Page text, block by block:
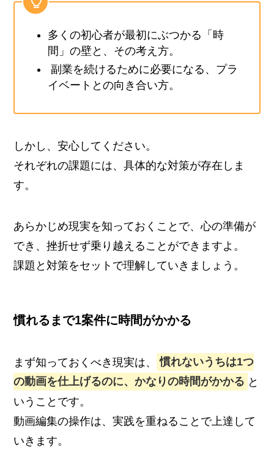
多くの初心者が最初にぶつかる「時
間」の壁と、その考え方。
副業を続けるために必要になる、プラ
イベートとの向き合い方。
しかし、安心してください。
それぞれの課題には、具体的な対策が存在しま
す。
あらかじめ現実を知っておくことで、心の準備が
でき、挫折せず乗り越えることができますよ。
課題と対策をセットで理解していきましょう。
慣れるまで1案件に時間がかかる
まず知っておくべき現実は、
慣れないうちは1つ
の動画を仕上げるのに、かなりの時間がかかる と
いうことです。
動画編集の操作は、実践を重ねることで上達して
いきます。